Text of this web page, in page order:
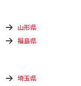
山形県
福島県
埼玉県